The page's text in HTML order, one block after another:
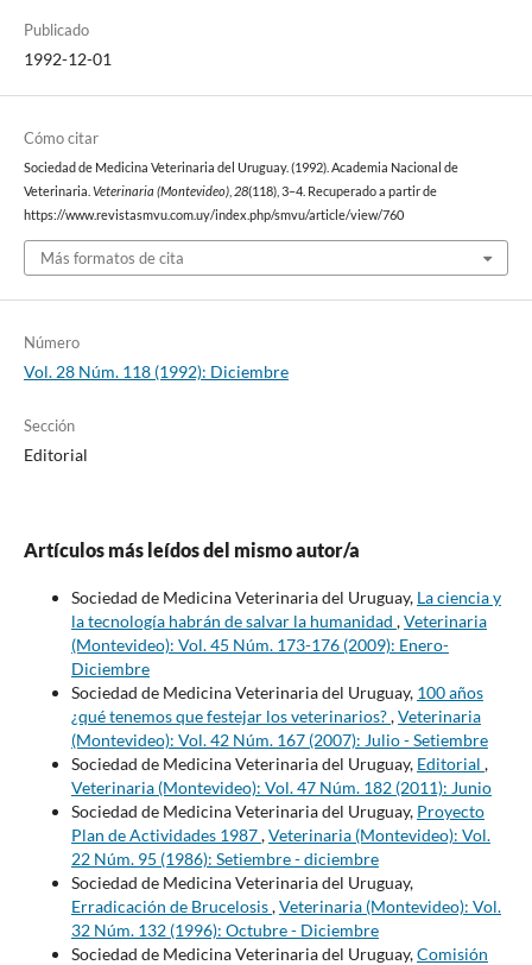
Publicado
1992-12-01
Cómo citar
Sociedad de Medicina Veterinaria del Uruguay. (1992). Academia Nacional de
Veterinaria. Veterinaria (Montevideo), 28(118), 3–4. Recuperado a partir de
https://www.revistasmvu.com.uy/index.php/smvu/article/view/760
Más formatos de cita
Número
Vol. 28 Núm. 118 (1992): Diciembre
Sección
Editorial
Artículos más leídos del mismo autor/a
Sociedad de Medicina Veterinaria del Uruguay, La ciencia y
la tecnología habrán de salvar la humanidad ,Veterinaria
(Montevideo): Vol. 45 Núm. 173-176 (2009): Enero-
Diciembre
Sociedad de Medicina Veterinaria del Uruguay, 100 años
¿qué tenemos que festejar los veterinarios?,Veterinaria
(Montevideo): Vol. 42 Núm. 167 (2007): Julio - Setiembre
Sociedad de Medicina Veterinaria del Uruguay, Editorial ,
Veterinaria (Montevideo): Vol. 47 Núm. 182 (2011): Junio
Sociedad de Medicina Veterinaria del Uruguay, Proyecto
Plan de Actividades 1987,Veterinaria (Montevideo): Vol.
22 Núm. 95 (1986): Setiembre - diciembre
Sociedad de Medicina Veterinaria del Uruguay,
Erradicación de Brucelosis,Veterinaria (Montevideo): Vol.
32 Núm. 132 (1996): Octubre - Diciembre
Sociedad de Medicina Veterinaria del Uruguay,Comisión